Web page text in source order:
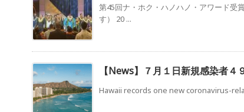
第45回ナ・ホク・ハノハノ・アワード受
す） 20 ...
【News】７月１日新規感染者４
Hawaii records one new coronavirus-